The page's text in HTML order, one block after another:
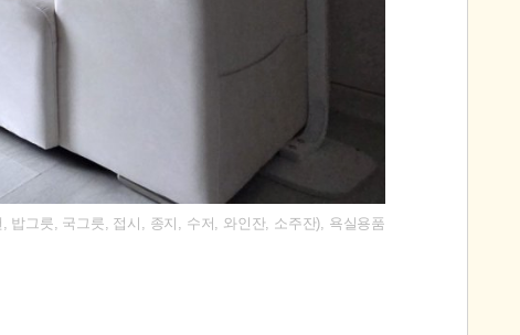
그릇, 국그릇, 접시, 종지, 수저, 와인잔, 소주잔), 욕실용품